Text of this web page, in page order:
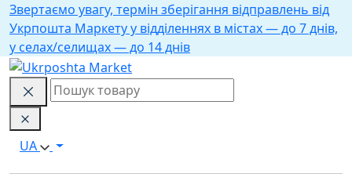
Звертаємо увагу, термін зберігання відправлень від
Укрпошта Маркету у відділеннях в містах — до 7 днів,
у селах/селищах — до 14 днів
UA